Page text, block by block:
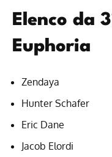
Elenco da
Euphoria
Zendaya
Hunter Schafer
Eric Dane
Jacob Elordi